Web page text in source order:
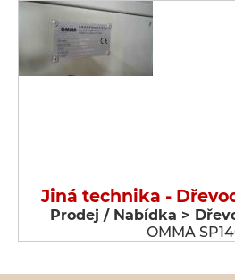
Jiná technika -
Prodej / Nabídka >
OMMA